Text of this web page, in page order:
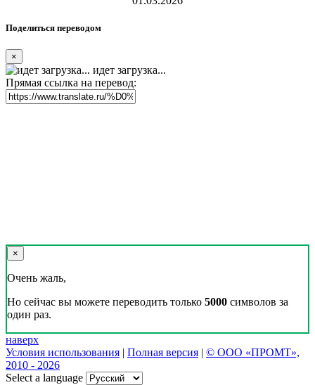
Поделиться переводом
×
идет загрузка...
Прямая ссылка на перевод:
×
Очень жаль,
Но сейчас вы можете переводить только 5000 символов за
один раз.
наверх
Условия использования | Полная версия | © ООО «ПРОМТ»,
2010 - 2026
Select a language